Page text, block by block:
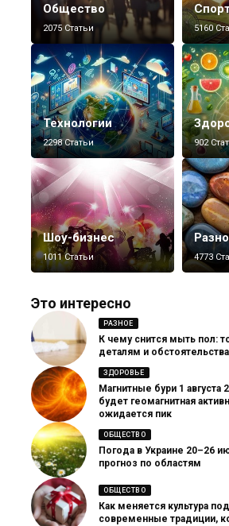
Общество
2075 Статьи 5160
Технологии
2298 Статьи 902
Шоу-бизнес
1011 Статьи 4773
Это интересно
РАЗНОЕ
К чему снится мыть пол:
деталям и
ЗДОРОВЬЕ
Магнитные бури 1 августа
будет геомагнитная
ожидается пик
ОБЩЕСТВО
Погода в Украине 20–26
прогноз по областям
ОБЩЕСТВО
Как меняется культура
современные традиции,